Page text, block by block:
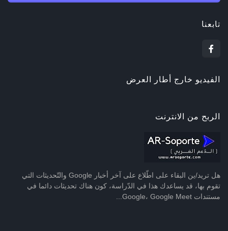
تابعنا
الفيديو خارج أطار العرض
الربح من الانترنت
هل تريد/ين البقاء على اطّلاع على آخر أخبار Google والتّحديثات التي
تقوم بها، قد يساعدك هذا في الدّراسة، كون هناك تحديثات دائما في
مستندات Google، Google Meet...